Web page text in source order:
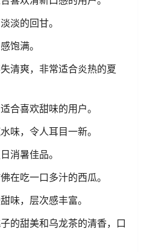
淡的回甘。
饱满。
清爽，非常适合炎热的夏
合喜欢甜味的用户。
味，令人耳目一新。
消暑佳品。
在吃一口多汁的西瓜。
味，层次感丰富。
的甜美和乌龙茶的清香，口